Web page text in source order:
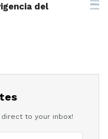
del
to your inbox!